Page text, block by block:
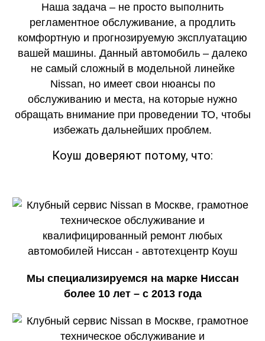
Наша задача – не просто выполнить
регламентное обслуживание, а продлить
комфортную и прогнозируемую эксплуатацию
вашей машины. Данный автомобиль – далеко
не самый сложный в модельной линейке
Nissan, но имеет свои нюансы по
обслуживанию и места, на которые нужно
обращать внимание при проведении ТО, чтобы
избежать дальнейших проблем.
Коуш доверяют потому, что:
Мы специализируемся на марке Ниссан
более 10 лет – с 2013 года